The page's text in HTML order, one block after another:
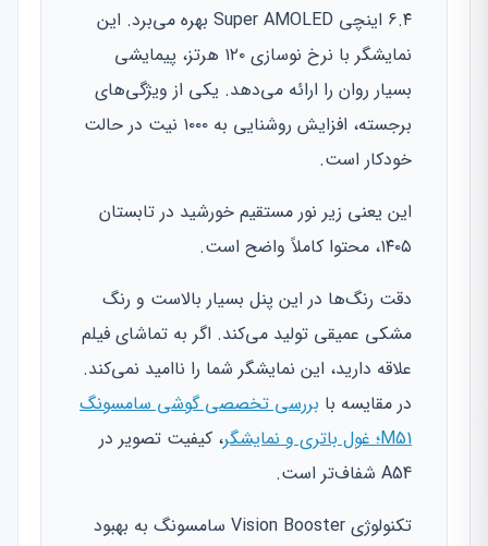
۶.۴ اینچی Super AMOLED بهره می‌برد. این
نمایشگر با نرخ نوسازی ۱۲۰ هرتز، پیمایشی
بسیار روان را ارائه می‌دهد. یکی از ویژگی‌های
برجسته، افزایش روشنایی به ۱۰۰۰ نیت در حالت
خودکار است.
این یعنی زیر نور مستقیم خورشید در تابستان
۱۴۰۵، محتوا کاملاً واضح است.
دقت رنگ‌ها در این پنل بسیار بالاست و رنگ
مشکی عمیقی تولید می‌کند. اگر به تماشای فیلم
علاقه دارید، این نمایشگر شما را ناامید نمی‌کند.
در مقایسه با بررسی تخصصی گوشی سامسونگ
M51؛ غول باتری و نمایشگر
، کیفیت تصویر در
A54 شفاف‌تر است.
تکنولوژی Vision Booster سامسونگ به بهبود